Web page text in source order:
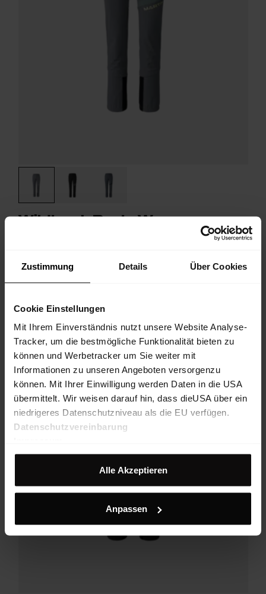
Zustimmung Details Über Cookies
Cookie Einstellungen
Mit Ihrem Einverständnis nutzt unsere Website Analyse-
Tracker, um die bestmögliche Funktionalität bieten zu
können und Werbetracker um Sie weiter mit
Informationen zu unseren Angeboten versorgenzu
können. Mit Ihrer Einwilligung werden Daten in die USA
übermittelt. Wir weisen darauf hin, dass dieUSA über ein
niedrigeres Datenschutzniveau als die EU verfügen.
Datenschutzvereinbarung
Alle Akzeptieren
Anpassen
Wildtrack Pants W
Elastische Funktionshose mit winddichtem Frontbesatz zum
€ 229,90